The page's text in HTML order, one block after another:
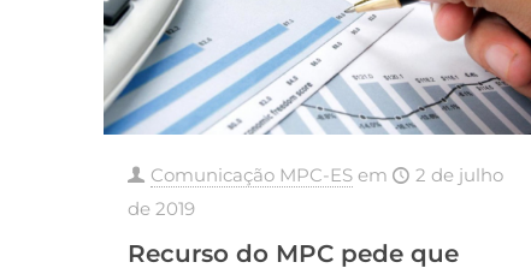
Comunicação MPC-ES em
2 de julho
de 2019
Recurso do MPC pede que